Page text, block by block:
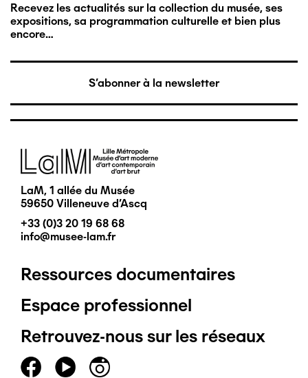
Recevez les actualités sur la collection du musée, ses
expositions, sa programmation culturelle et bien plus
encore…
S'abonner à la newsletter
Image
LaM, 1 allée du Musée
59650 Villeneuve d'Ascq
+33 (0)3 20 19 68 68
info@musee-lam.fr
Pied
de
page
Ressources documentaires
Espace professionnel
Retrouvez-nous sur les réseaux